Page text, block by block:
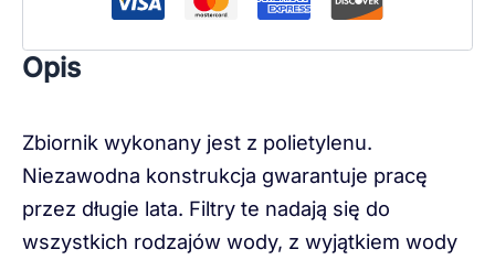
Opis
Zbiornik wykonany jest z polietylenu.
Niezawodna konstrukcja gwarantuje pracę
przez długie lata. Filtry te nadają się do
wszystkich rodzajów wody, z wyjątkiem wody